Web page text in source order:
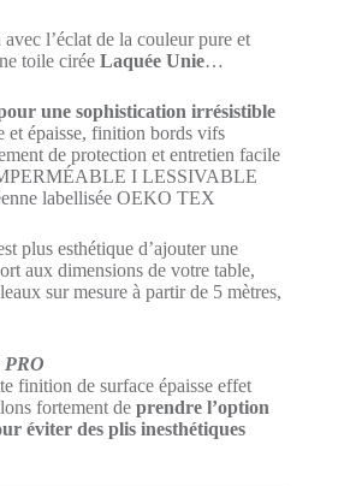
l’éclat de la couleur pure et
toile cirée Laquée Unie…
une sophistication irrésistible
et épaisse, finition bords vifs
de protection et entretien facile
I LESSIVABLE
labellisée OEKO TEX
plus esthétique d’ajouter une
aux dimensions de votre table,
sur mesure à partir de 5 mètres,
finition de surface épaisse effet
fortement de prendre l’option
éviter des plis inesthétiques